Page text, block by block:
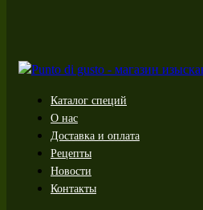
Каталог специй
О нас
Доставка и оплата
Рецепты
Новости
Контакты